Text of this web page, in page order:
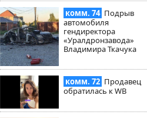
комм. 74 Подрыв
автомобиля
гендиректора
«Уралдронзавода»
Владимира Ткачука
комм. 72 Продавец
обратилась к WB